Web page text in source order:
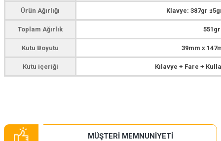
Ürün Ağırlığı Klavye: 387gr
Toplam Ağırlık
Kutu Boyutu 39mm x
Kutu içeriği Kılavye + Fare +
MÜŞTERİ MEMNUNİYETİ